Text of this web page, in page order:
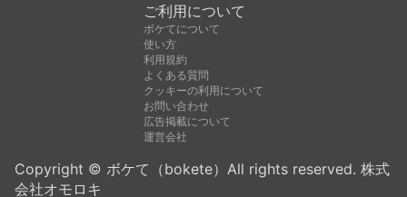
ご利用について
ボケてについて
使い方
利用規約
よくある質問
クッキーの利用について
お問い合わせ
広告掲載について
運営会社
Copyright © ボケて（bokete）All rights reserved. 株式
会社オモロキ